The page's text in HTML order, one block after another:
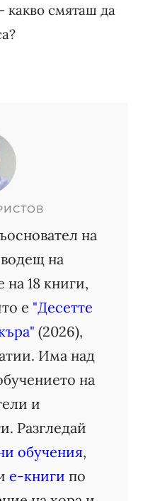
какво смяташ да
на
на
на 18 книги,
е "Десетте
(2026),
Има над
на
и
Разгледай
обучения,
е-книги по